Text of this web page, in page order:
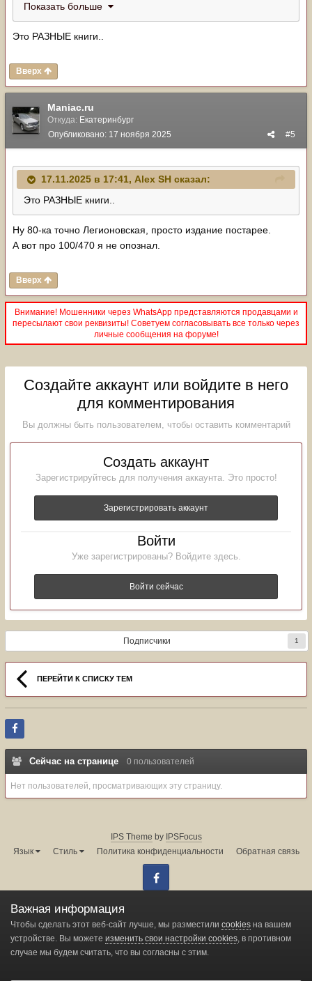
https://autodata.ru/catalog/tovar/kniga-toyota-land-cruiser-
100-lexus-lx470-1998-2007-restayling-s-2002-benzin-
Показать больше
Это РАЗНЫЕ книги..
Вверх
Maniac.ru
Откуда: Екатеринбург
#5
Опубликовано: 17 ноября 2025
17.11.2025 в 17:41, Alex SH сказал:
Это РАЗНЫЕ книги..
Ну 80-ка точно Легионовская, просто издание постарее.
А вот про 100/470 я не опознал.
Вверх
Внимание! Мошенники через WhatsApp представляются продавцами и
пересылают свои реквизиты! Советуем согласовывать все только через
личные сообщения на форуме!
Создайте аккаунт или войдите в него
для комментирования
Вы должны быть пользователем, чтобы оставить комментарий
Создать аккаунт
Зарегистрируйтесь для получения аккаунта. Это просто!
Зарегистрировать аккаунт
Войти
Уже зарегистрированы? Войдите здесь.
Войти сейчас
Подписчики 1
ПЕРЕЙТИ К СПИСКУ ТЕМ
Сейчас на странице 0 пользователей
Нет пользователей, просматривающих эту страницу.
IPS Theme by IPSFocus
Язык
Стиль Политика конфиденциальности Обратная связь
Администрация форума:
Powered by Invision Community
Change privacy settings
Важная информация
Чтобы сделать этот веб-сайт лучше, мы разместили cookies на вашем
устройстве. Вы можете изменить свои настройки cookies, в противном
случае мы будем считать, что вы согласны с этим.